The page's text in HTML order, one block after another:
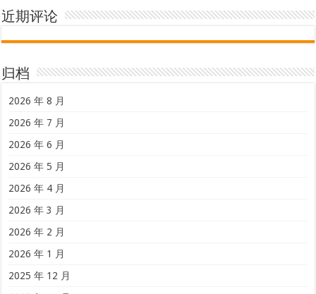
近期评论
归档
2026 年 8 月
2026 年 7 月
2026 年 6 月
2026 年 5 月
2026 年 4 月
2026 年 3 月
2026 年 2 月
2026 年 1 月
2025 年 12 月